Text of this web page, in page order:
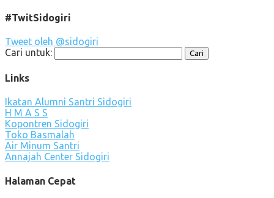
#TwitSidogiri
Tweet oleh @sidogiri
Cari untuk:
Links
Ikatan Alumni Santri Sidogiri
H M A S S
Kopontren Sidogiri
Toko Basmalah
Air Minum Santri
Annajah Center Sidogiri
Halaman Cepat